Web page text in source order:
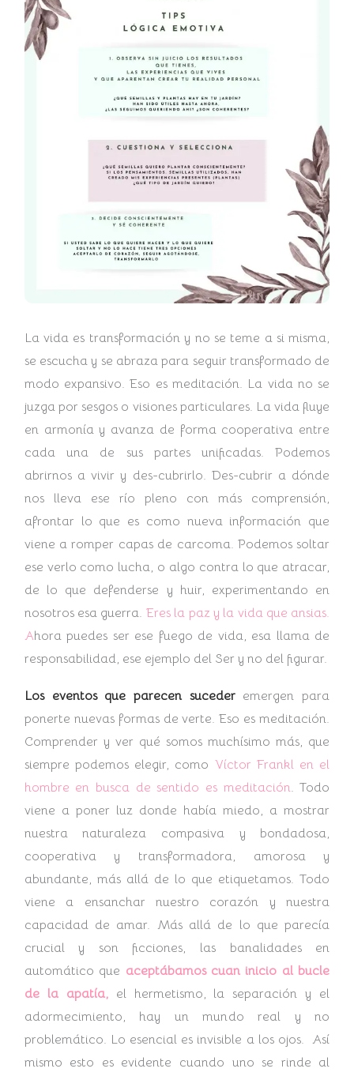
La vida es transformación y no se teme a si misma,
se escucha y se abraza para seguir transformado de
modo expansivo. Eso es meditación. La vida no se
juzga por sesgos o visiones particulares. La vida fluye
en armonía y avanza de forma cooperativa entre
cada una de sus partes unificadas. Podemos
abrirnos a vivir y des-cubrirlo. Des-cubrir a dónde
nos lleva ese río pleno con más comprensión,
afrontar lo que es como nueva información que
viene a romper capas de carcoma. Podemos soltar
ese verlo como lucha, o algo contra lo que atracar,
de lo que defenderse y huir, experimentando en
nosotros esa guerra. Eres la paz y la vida que ansias.
Ahora puedes ser ese fuego de vida, esa llama de
responsabilidad, ese ejemplo del Ser y no del figurar.
Los eventos que parecen sucederemergen para
ponerte nuevas formas de verte. Eso es meditación.
Comprender y ver qué somos muchísimo más, que
siempre podemos elegir, como Víctor Frankl en el
hombre en busca de sentido es meditación. Todo
viene a poner luz donde había miedo, a mostrar
nuestra naturaleza compasiva y bondadosa,
cooperativa y transformadora, amorosa y
abundante, más allá de lo que etiquetamos. Todo
viene a ensanchar nuestro corazón y nuestra
capacidad de amar. Más allá de lo que parecía
crucial y son ficciones, las banalidades en
automático que aceptábamos cuan inicio al bucle
de la apatía, el hermetismo, la separación y el
adormecimiento, hay un mundo real y no
problemático. Lo esencial es invisible a los ojos. Así
mismo esto es evidente cuando uno se rinde al